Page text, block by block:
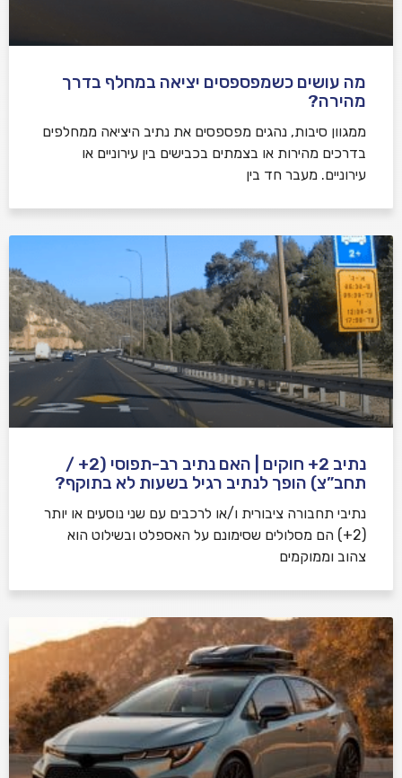
מה עושים כשמפספסים יציאה במחלף בדרך
מהירה?
ממגוון סיבות, נהגים מפספסים את נתיב היציאה ממחלפים
בדרכים מהירות או בצמתים בכבישים בין עירוניים או
עירוניים. מעבר חד בין
נתיב 2+ חוקים | האם נתיב רב-תפוסי (2+ /
תחב”צ) הופך לנתיב רגיל בשעות לא בתוקף?
נתיבי תחבורה ציבורית ו/או לרכבים עם שני נוסעים או יותר
(2+) הם מסלולים שסימונם על האספלט ובשילוט הוא
צהוב וממוקמים